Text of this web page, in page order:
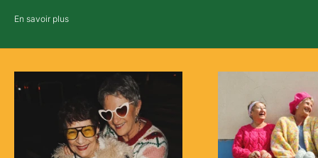
En savoir plus
E
W